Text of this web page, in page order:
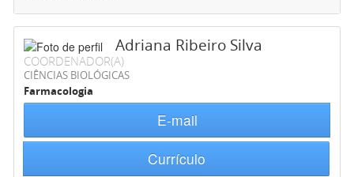
Adriana Ribeiro Silva
COORDENADOR(A)
CIÊNCIAS BIOLÓGICAS
Farmacologia
E-mail
Currículo